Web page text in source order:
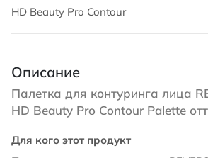
HD Beauty Pro Contour
Описание
Палетка для контуринга лица
HD Beauty Pro Contour Palette
Для кого этот продукт